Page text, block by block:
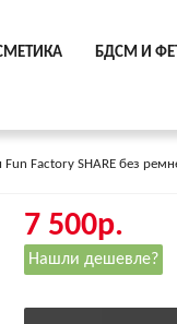
БДСМ И
Factory SHARE без
7 500р.
Нашли дешевле?